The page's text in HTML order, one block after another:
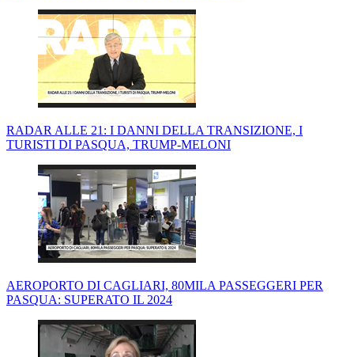
RADAR ALLE 21: I DANNI DELLA TRANSIZIONE, I
TURISTI DI PASQUA, TRUMP-MELONI
AEROPORTO DI CAGLIARI, 80MILA PASSEGGERI PER
PASQUA: SUPERATO IL 2024